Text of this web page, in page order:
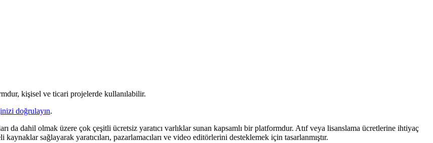
kişisel ve ticari projelerde kullanılabilir.
doğrulayın.
da dahil olmak üzere çok çeşitli ücretsiz yaratıcı varlıklar sunan kapsamlı bir platformdur. Atıf veya lisanslama ücretlerine ihtiyaç
sağlayarak yaratıcıları, pazarlamacıları ve video editörlerini desteklemek için tasarlanmıştır.